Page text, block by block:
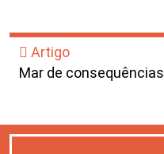
Artigo
Mar de consequências